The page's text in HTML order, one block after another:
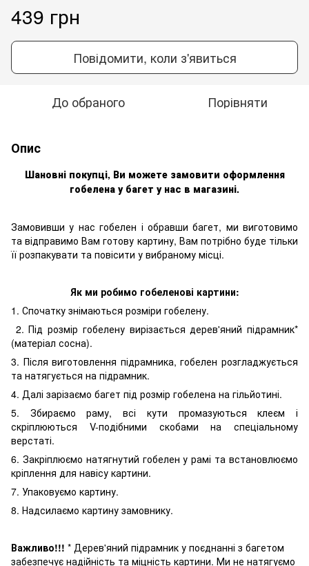
439 грн
Повідомити, коли з'явиться
До обраного Порівняти
Опис
Шановні покупці, Ви можете замовити оформлення
гобелена у багет у нас в магазині.
Замовивши у нас гобелен і обравши багет, ми виготовимо
та відправимо Вам готову картину, Вам потрібно буде тільки
її розпакувати та повісити у вибраному місці.
Як ми робимо гобеленові картини:
1. Спочатку знімаються розміри гобелену.
2. Під розмір гобелену вирізається дерев'яний підрамник*
(матеріал сосна).
3. Після виготовлення підрамника, гобелен розгладжується
та натягується на підрамник.
4. Далі зарізаємо багет під розмір гобелена на гільйотині.
5. Збираємо раму, всі кути промазуються клеєм і
скріплюються V-подібними скобами на спеціальному
верстаті.
6. Закріплюємо натягнутий гобелен у рамі та встановлюємо
кріплення для навісу картини.
7. Упаковуємо картину.
8. Надсилаємо картину замовнику.
Важливо!!! * Дерев'яний підрамник у поєднанні з багетом
забезпечує надійність та міцність картини. Ми не натягуємо